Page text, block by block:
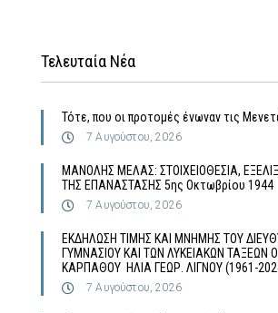
Τελευταία Νέα
Τότε, που οι προτομές ένωναν τις
7 Αυγούστου, 2026
MΑΝΟΛΗΣ ΜΕΛΑΣ: ΣΤΟΙΧΕΙΟΘΕΣΙΑ,
ΤΗΣ ΕΠΑΝΑΣΤΑΣΗΣ 5ης Οκτωβρίου 1944
7 Αυγούστου, 2026
ΕΚΔΗΛΩΣΗ ΤΙΜΗΣ ΚΑΙ ΜΝΗΜΗΣ ΤΟΥ
ΓΥΜΝΑΣΙΟΥ ΚΑΙ ΤΩΝ ΛΥΚΕΙΑΚΩΝ ΤΑΞΕΩΝ
ΚΑΡΠΑΘΟΥ ΗΛΙΑ ΓΕΩΡ. ΛΙΓΝΟΥ (1961-
7 Αυγούστου, 2026